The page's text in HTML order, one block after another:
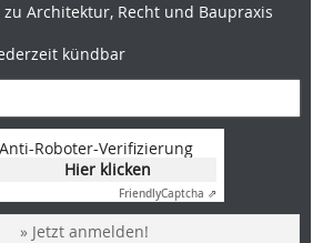
zu Architektur, Recht und Baupraxis
kündbar
Anti-Roboter-Verifizierung
Hier klicken
FriendlyCaptcha ⇗
» Jetzt anmelden!